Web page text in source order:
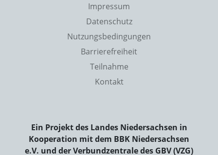
Impressum
Datenschutz
Nutzungsbedingungen
Barrierefreiheit
Teilnahme
Kontakt
Ein Projekt des Landes Niedersachsen in
Kooperation mit dem BBK Niedersachsen
e.V. und der Verbundzentrale des GBV (VZG)